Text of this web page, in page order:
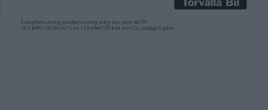
elbil bli ett rullande energilager. Det ofta stora batteriet kan